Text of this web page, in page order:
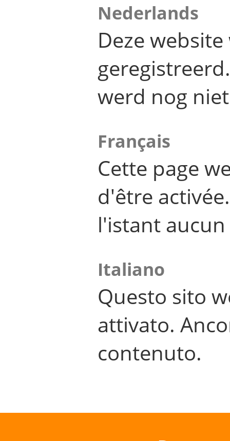
Nederlands
Deze
werd nog
Français
Cette page
d'être
l'istant
Italiano
Questo sito
attivato.
contenuto.